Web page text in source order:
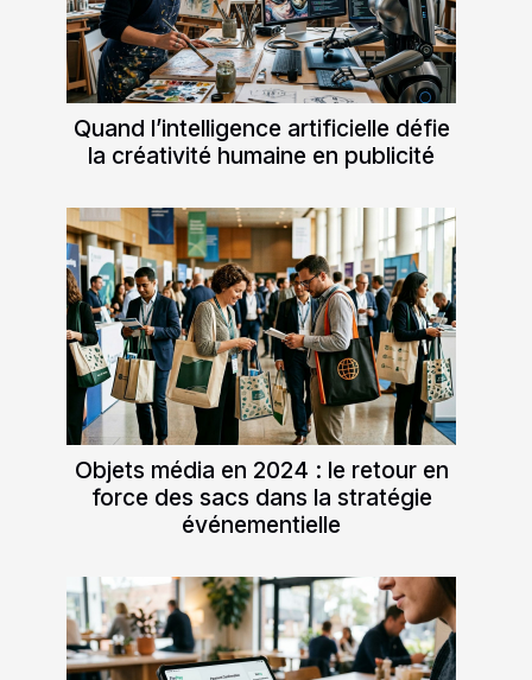
Quand l’intelligence artificielle défie
la créativité humaine en publicité
Objets média en 2024 : le retour en
force des sacs dans la stratégie
événementielle